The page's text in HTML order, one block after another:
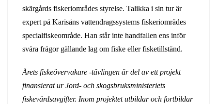
skärgårds fiskeriområdes styrelse. Talikka i sin tur är
expert på Karisåns vattendragssystems fiskeriområdes
specialfiskeområde. Han står inte handfallen ens inför
svåra frågor gällande lag om fiske eller fisketillstånd.
Årets fiskeövervakare -tävlingen är del av ett projekt
finansierat ur Jord- och skogsbruksministeriets
fiskevårdsavgifter. Inom projektet utbildar och fortbildar